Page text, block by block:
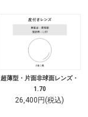
超薄型・片面非球面レンズ・
1.70
26,400円(税込)